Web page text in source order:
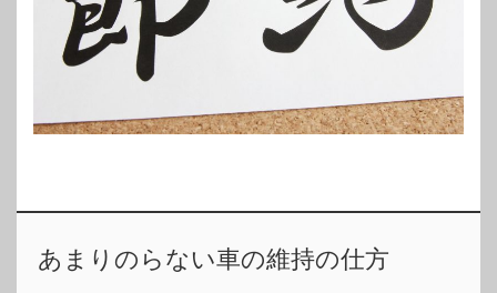
あまりのらない車の維持の仕方